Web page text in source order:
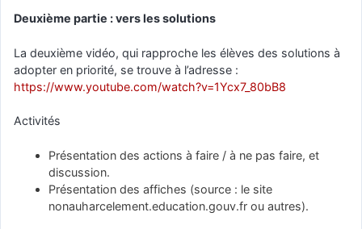
Deuxième partie : vers les solutions
La deuxième vidéo, qui rapproche les élèves des solutions à
adopter en priorité, se trouve à l’adresse :
https://www.youtube.com/watch?v=1Ycx7_80bB8
Activités
Présentation des actions à faire / à ne pas faire, et
discussion.
Présentation des affiches (source : le site
nonauharcelement.education.gouv.fr ou autres).